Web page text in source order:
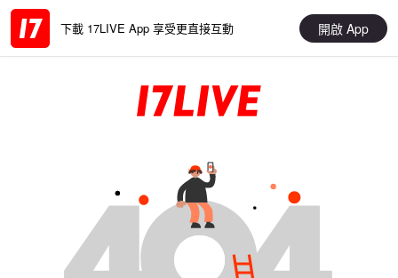
下載 17LIVE App 享受更直接互動 開啟 App